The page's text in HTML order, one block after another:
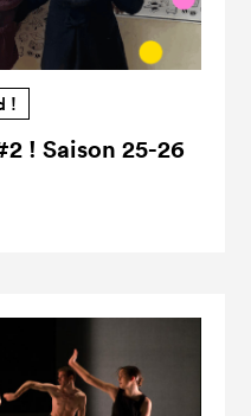
!
! Saison 25-26